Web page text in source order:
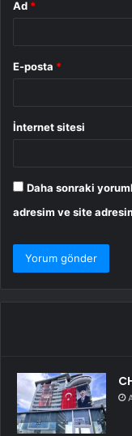
Ad *
E-posta *
İnternet sitesi
Daha sonraki
adresim ve site